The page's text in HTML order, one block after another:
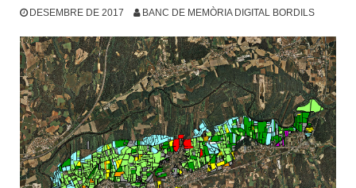
DESEMBRE DE 2017 BANC DE MEMÒRIA DIGITAL BORDILS